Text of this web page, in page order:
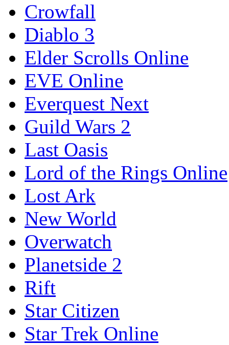
Crowfall
Diablo 3
Elder Scrolls Online
EVE Online
Everquest Next
Guild Wars 2
Last Oasis
Lord of the Rings Online
Lost Ark
New World
Overwatch
Planetside 2
Rift
Star Citizen
Star Trek Online